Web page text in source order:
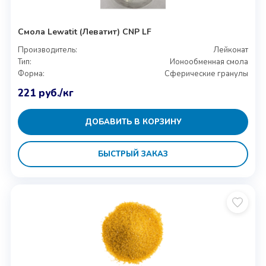
Смола Lewatit (Леватит) CNP LF
Производитель:
Лейконат
Тип:
Ионообменная смола
Форма:
Сферические гранулы
221 руб./кг
ДОБАВИТЬ В КОРЗИНУ
БЫСТРЫЙ ЗАКАЗ